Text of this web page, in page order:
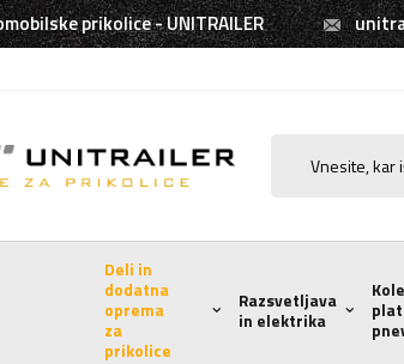
prikolice - UNITRAILER
Deli in
dodatna
oprema
za
prikolice
Razsvetljava
in elektrika